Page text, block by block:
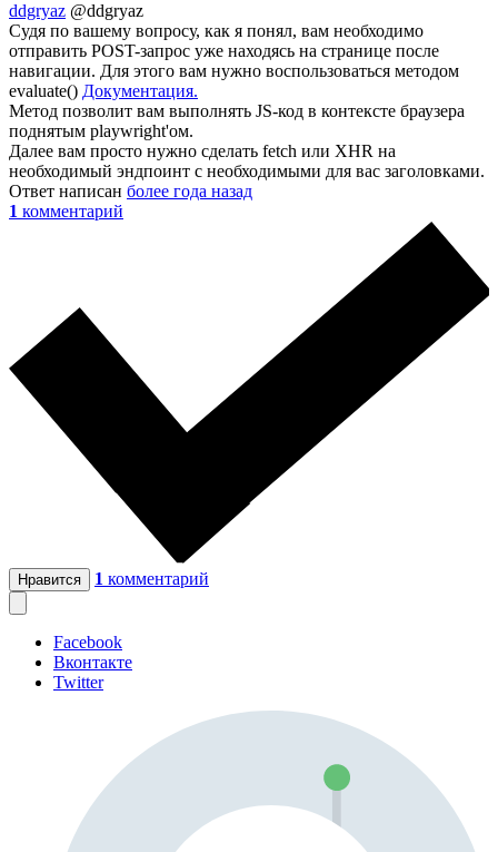
ddgryaz @ddgryaz
Судя по вашему вопросу, как я понял, вам необходимо
отправить POST-запрос уже находясь на странице после
навигации. Для этого вам нужно воспользоваться методом
evaluate() Документация.
Метод позволит вам выполнять JS-код в контексте браузера
поднятым playwright'ом.
Далее вам просто нужно сделать fetch или XHR на
необходимый эндпоинт с необходимыми для вас заголовками.
Ответ написан более года назад
1 комментарий
Нравится 1 комментарий
Facebook
Вконтакте
Twitter